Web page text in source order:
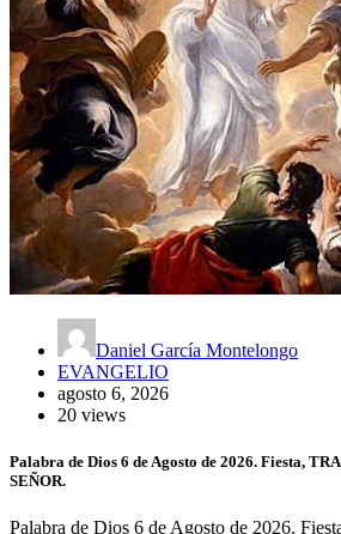
Daniel García Montelongo
EVANGELIO
agosto 6, 2026
20 views
Palabra de Dios 6 de Agosto de 2026. Fiesta,
SEÑOR.
Palabra de Dios 6 de Agosto de 2026.